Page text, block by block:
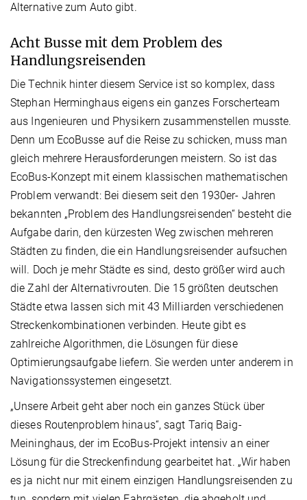
Alternative zum Auto gibt.
Acht Busse mit dem Problem des
Handlungsreisenden
Die Technik hinter diesem Service ist so komplex, dass
Stephan Herminghaus eigens ein ganzes Forscherteam
aus Ingenieuren und Physikern zusammenstellen musste.
Denn um EcoBusse auf die Reise zu schicken, muss man
gleich mehrere Herausforderungen meistern. So ist das
EcoBus-Konzept mit einem klassischen mathematischen
Problem verwandt: Bei diesem seit den 1930er- Jahren
bekannten „Problem des Handlungsreisenden“ besteht die
Aufgabe darin, den kürzesten Weg zwischen mehreren
Städten zu finden, die ein Handlungsreisender aufsuchen
will. Doch je mehr Städte es sind, desto größer wird auch
die Zahl der Alternativrouten. Die 15 größten deutschen
Städte etwa lassen sich mit 43 Milliarden verschiedenen
Streckenkombinationen verbinden. Heute gibt es
zahlreiche Algorithmen, die Lösungen für diese
Optimierungsaufgabe liefern. Sie werden unter anderem in
Navigationssystemen eingesetzt.
„Unsere Arbeit geht aber noch ein ganzes Stück über
dieses Routenproblem hinaus“, sagt Tariq Baig-
Meininghaus, der im EcoBus-Projekt intensiv an einer
Lösung für die Streckenfindung gearbeitet hat. „Wir haben
es ja nicht nur mit einem einzigen Handlungsreisenden zu